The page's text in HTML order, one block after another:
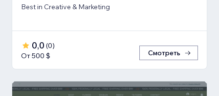
Best in Creative & Marketing
0,0 (0)
От 500 $
Смотреть